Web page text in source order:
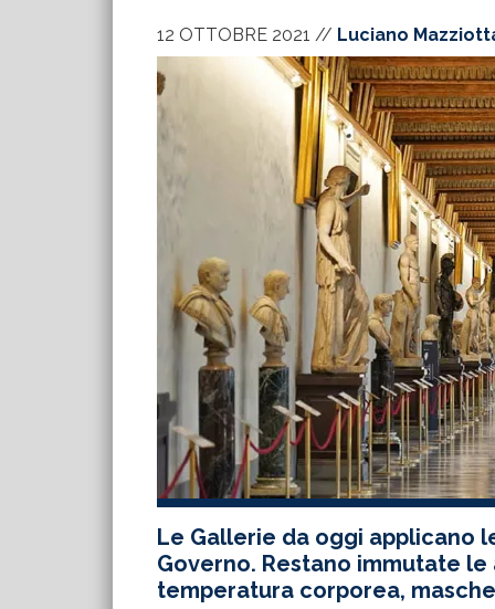
12 OTTOBRE 2021 // Luciano
Le Gallerie da oggi applicano
Governo. Restano immutate
temperatura corporea,